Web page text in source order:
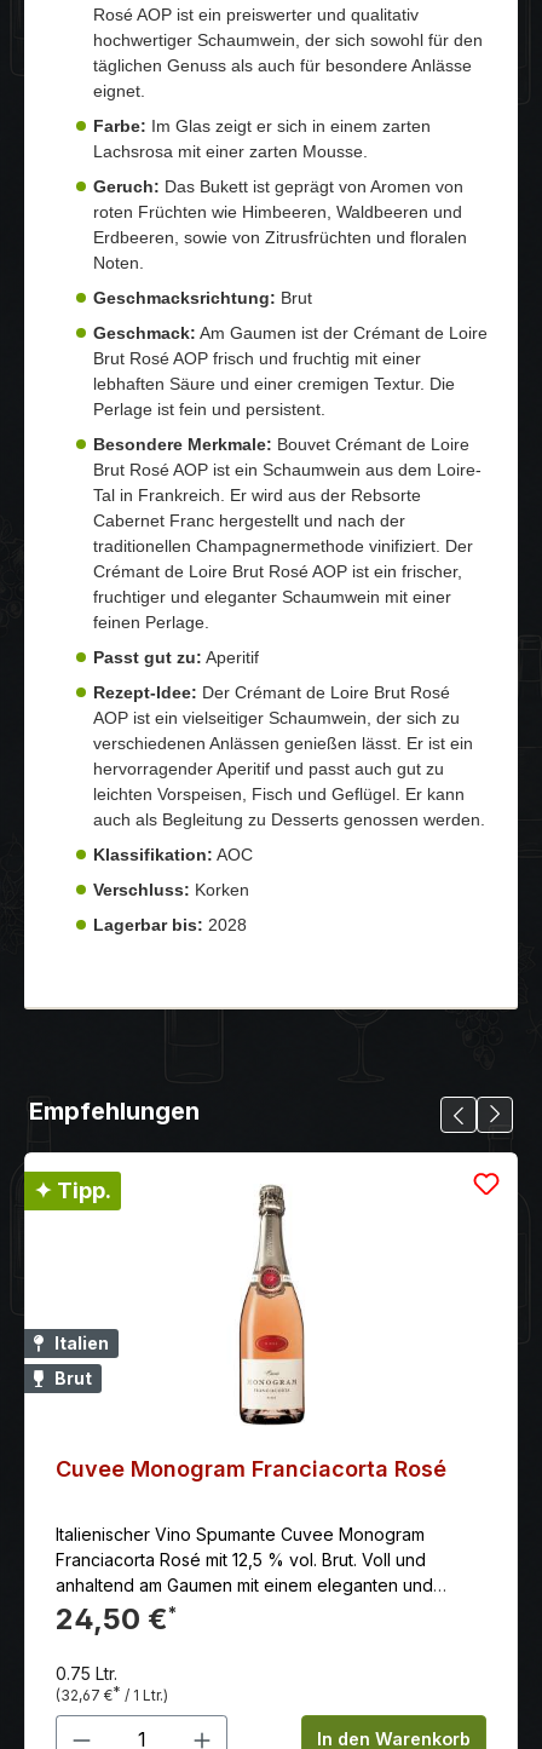
Rosé AOP ist ein preiswerter und qualitativ
hochwertiger Schaumwein, der sich sowohl für den
täglichen Genuss als auch für besondere Anlässe
eignet.
Farbe: Im Glas zeigt er sich in einem zarten
Lachsrosa mit einer zarten Mousse.
Geruch: Das Bukett ist geprägt von Aromen von
roten Früchten wie Himbeeren, Waldbeeren und
Erdbeeren, sowie von Zitrusfrüchten und floralen
Noten.
Geschmacksrichtung: Brut
Geschmack: Am Gaumen ist der Crémant de Loire
Brut Rosé AOP frisch und fruchtig mit einer
lebhaften Säure und einer cremigen Textur. Die
Perlage ist fein und persistent.
Besondere Merkmale: Bouvet Crémant de Loire
Brut Rosé AOP ist ein Schaumwein aus dem Loire-
Tal in Frankreich. Er wird aus der Rebsorte
Cabernet Franc hergestellt und nach der
traditionellen Champagnermethode vinifiziert. Der
Crémant de Loire Brut Rosé AOP ist ein frischer,
fruchtiger und eleganter Schaumwein mit einer
feinen Perlage.
Passt gut zu: Aperitif
Rezept-Idee: Der Crémant de Loire Brut Rosé
AOP ist ein vielseitiger Schaumwein, der sich zu
verschiedenen Anlässen genießen lässt. Er ist ein
hervorragender Aperitif und passt auch gut zu
leichten Vorspeisen, Fisch und Geflügel. Er kann
auch als Begleitung zu Desserts genossen werden.
Klassifikation: AOC
Verschluss: Korken
Lagerbar bis: 2028
Empfehlungen
✦ Tipp.
Italien
Brut
Cuvee Monogram Franciacorta Rosé
Italienischer Vino Spumante Cuvee Monogram
Franciacorta Rosé mit 12,5 % vol. Brut. Voll und
anhaltend am Gaumen mit einem eleganten und
harmonischen Geschmack von roten Früchten und
wilden Beeren.
24,50 €*
0.75 Ltr.
(32,67 €* / 1 Ltr.)
Produkt Anzahl: Gib denIn den Warenkorb